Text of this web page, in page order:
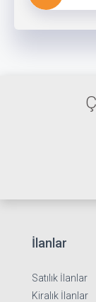
İlanlar
Satılık İlanlar
Kiralık İlanlar